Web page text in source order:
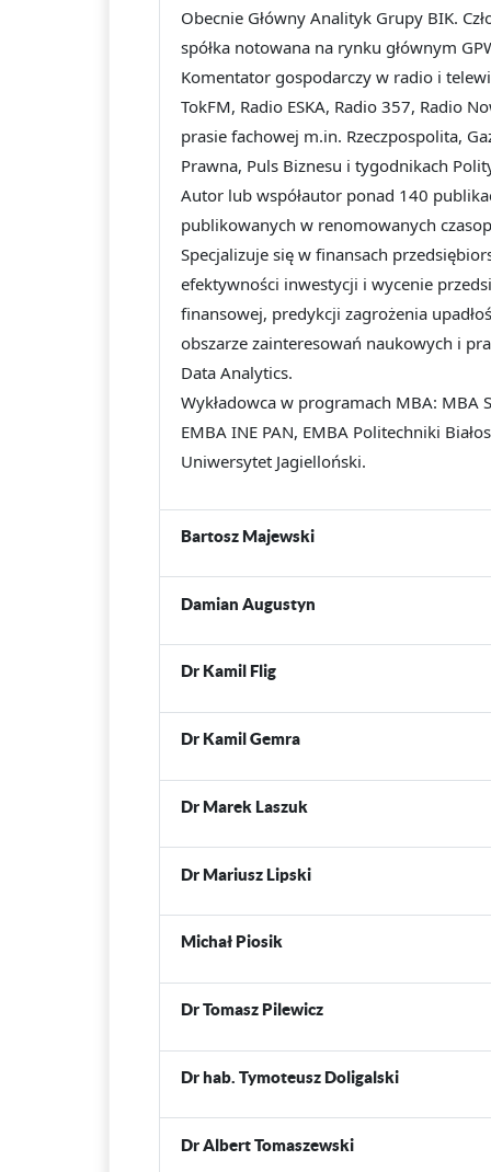
Obecnie Główny Analityk Grupy BIK.
spółka notowana na rynku głównym
Komentator gospodarczy w radio i
TokFM, Radio ESKA, Radio 357, Radio
prasie fachowej m.in. Rzeczpospolita,
Prawna, Puls Biznesu i tygodnikach
Autor lub współautor ponad 140
publikowanych w renomowanych
Specjalizuje się w finansach
efektywności inwestycji i wycenie
finansowej, predykcji zagrożenia
obszarze zainteresowań naukowych i
Data Analytics.
Wykładowca w programach MBA: MBA
EMBA INE PAN, EMBA Politechniki
Uniwersytet Jagielloński.
Bartosz Majewski
Damian Augustyn
Dr Kamil Flig
Dr Kamil Gemra
Dr Marek Laszuk
Dr Mariusz Lipski
Michał Piosik
Dr Tomasz Pilewicz
Dr hab. Tymoteusz Doligalski
Dr Albert Tomaszewski